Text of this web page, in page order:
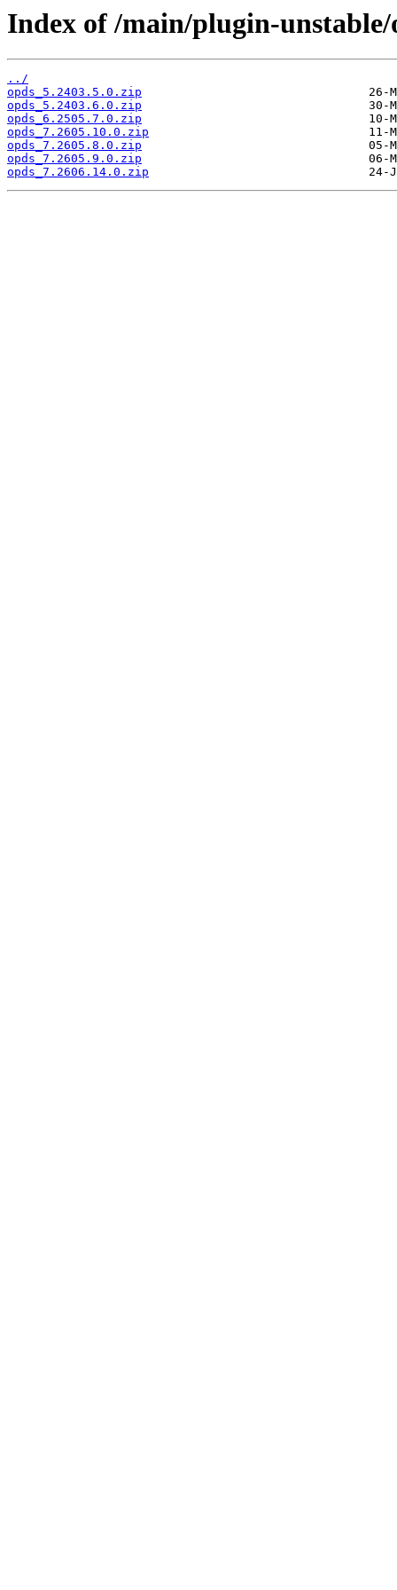
Index of /main/plugin-unstable/
../
opds_5.2403.5.0.zip
opds_5.2403.6.0.zip
opds_6.2505.7.0.zip
opds_7.2605.10.0.zip
opds_7.2605.8.0.zip
opds_7.2605.9.0.zip
opds_7.2606.14.0.zip